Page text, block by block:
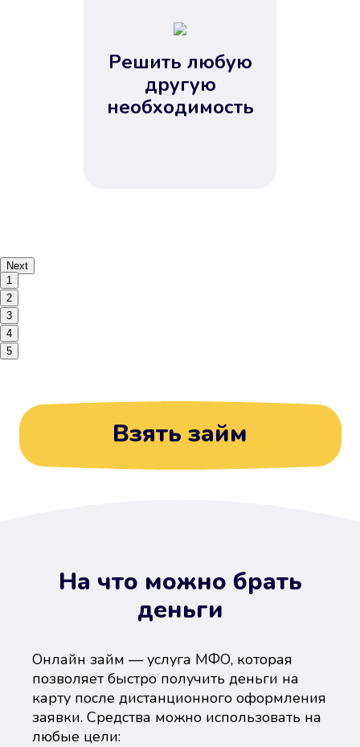
Решить любую
другую
необходимость
Next
1
2
3
4
5
Взять займ
На что можно брать
деньги
Онлайн займ — услуга МФО, которая
позволяет быстро получить деньги на
карту после дистанционного оформления
заявки. Средства можно использовать на
любые цели: